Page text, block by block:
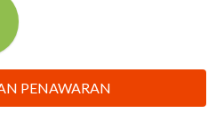
PENAWARAN